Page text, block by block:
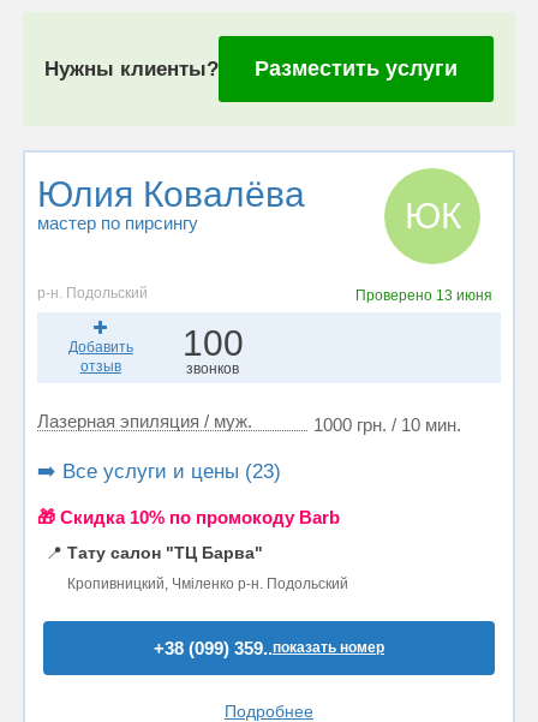
Нужны клиенты? Разместить услуги
Юлия Ковалёва
мастер по пирсингу ЮК
р-н. Подольский Проверено 13 июня
Добавить
отзыв
100
звонков
Лазерная эпиляция / муж. 1000 грн. / 10 мин.
➡️ Все услуги и цены (23)
🎁 Cкидка 10% по промокоду Barb
📍 Тату салон "ТЦ Барва"
Кропивницкий, Чміленко р-н. Подольский
+38 (099) 359..показать номер
Подробнее